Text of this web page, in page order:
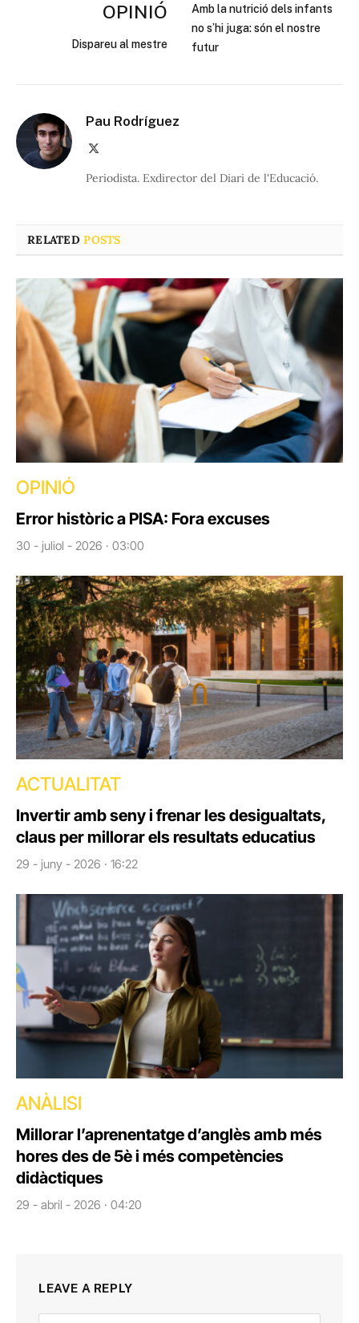
OPINIÓ
Dispareu al mestre
Amb la nutrició dels infants
no s’hi juga: són el nostre
futur
Pau Rodríguez
Periodista. Exdirector del Diari de l'Educació.
RELATEDPOSTS
OPINIÓ
Error històric a PISA: Fora excuses
30 - juliol - 2026 · 03:00
ACTUALITAT
Invertir amb seny i frenar les desigualtats,
claus per millorar els resultats educatius
29 - juny - 2026 · 16:22
ANÀLISI
Millorar l’aprenentatge d’anglès amb més
hores des de 5è i més competències
didàctiques
29 - abril - 2026 · 04:20
LEAVE A REPLY